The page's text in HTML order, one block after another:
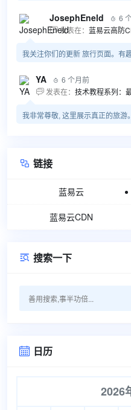
JosephEneld  6
 发表在： 蓝易云高防
我关注你们的更新 旅行页面。有
YA  6 个月前
 发表在： 技术教程系列：最新技术动向与案例探索——量子计算商业应用揭秘 该教程将深入探索
我非常尊敬, 这里展示真正的旅游
 链接
蓝易云
蓝易云CDN
 搜索一下
 日历
2026